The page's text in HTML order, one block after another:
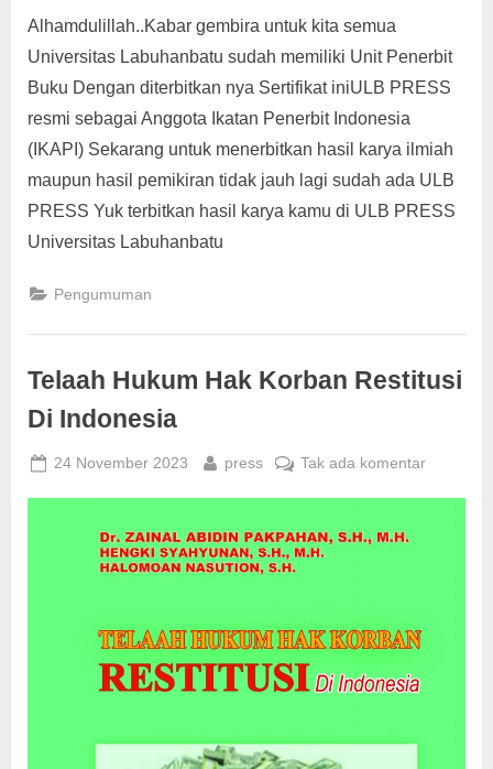
Alhamdulillah..Kabar gembira untuk kita semua
Universitas Labuhanbatu sudah memiliki Unit Penerbit
Buku Dengan diterbitkan nya Sertifikat iniULB PRESS
resmi sebagai Anggota Ikatan Penerbit Indonesia
(IKAPI) Sekarang untuk menerbitkan hasil karya ilmiah
maupun hasil pemikiran tidak jauh lagi sudah ada ULB
PRESS Yuk terbitkan hasil karya kamu di ULB PRESS
Universitas Labuhanbatu
Pengumuman
Telaah Hukum Hak Korban Restitusi
Di Indonesia
Posted
24 November 2023 By
press Tak ada komentarpada
Indonesia